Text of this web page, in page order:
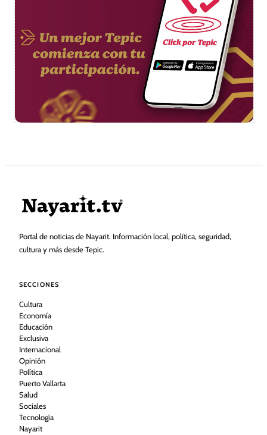
Portal de noticias de Nayarit. Información local, política, seguridad,
cultura y más desde Tepic.
SECCIONES
Cultura
Economía
Educación
Exclusiva
Internacional
Opinión
Política
Puerto Vallarta
Salud
Sociales
Tecnología
Nayarit